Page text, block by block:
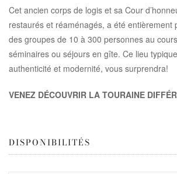
Cet ancien corps de logis et sa Cour
restaurés et réaménagés, a été entièrement
des groupes de 10 à 300 personnes au
séminaires ou séjours en gîte. Ce lieu
authenticité et modernité, vous surprendra!
VENEZ DÉCOUVRIR LA TOURAINE
DISPONIBILITÉS